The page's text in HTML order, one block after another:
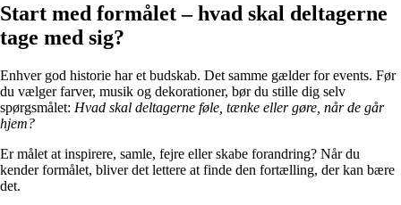
Start med formålet – hvad skal deltagerne
tage med sig?
Enhver god historie har et budskab. Det samme gælder for events. Før
du vælger farver, musik og dekorationer, bør du stille dig selv
spørgsmålet: Hvad skal deltagerne føle, tænke eller gøre, når de går
hjem?
Er målet at inspirere, samle, fejre eller skabe forandring? Når du
kender formålet, bliver det lettere at finde den fortælling, der kan bære
det.